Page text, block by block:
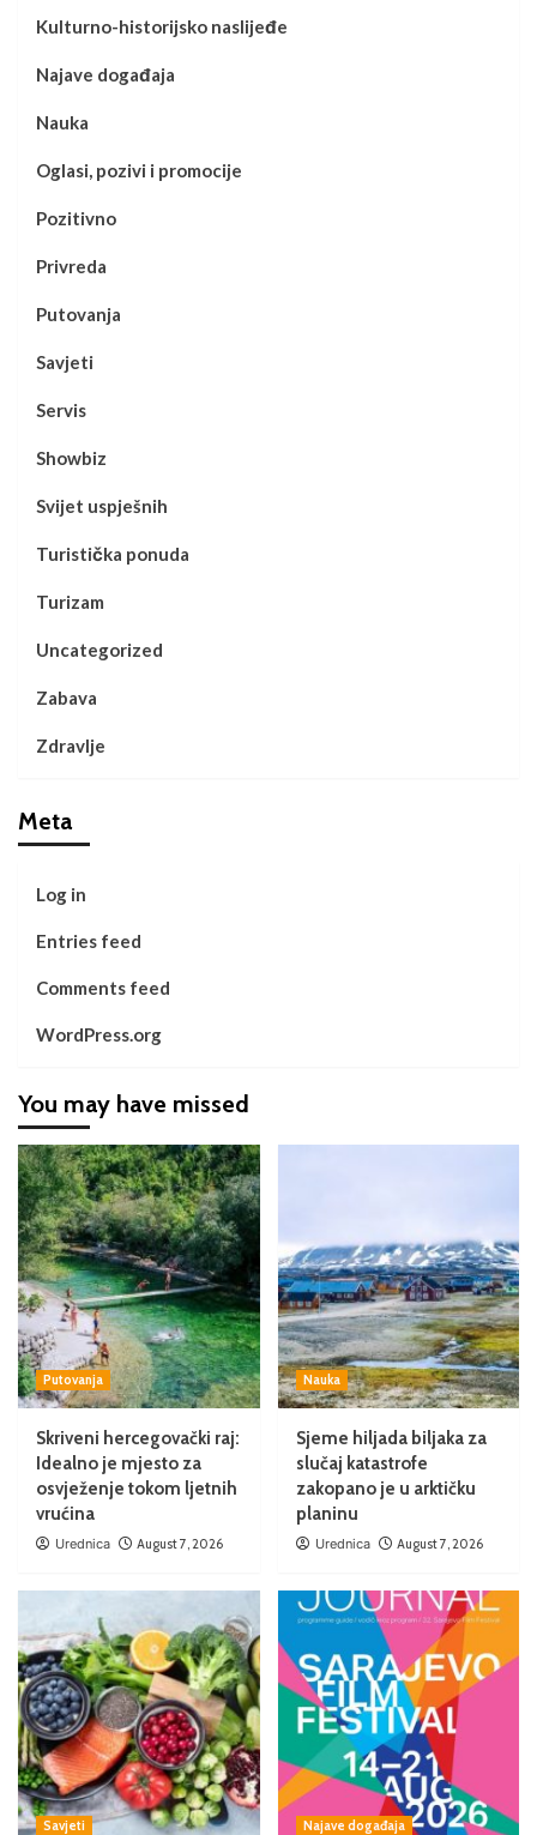
Kulturno-historijsko naslijeđe
Najave događaja
Nauka
Oglasi, pozivi i promocije
Pozitivno
Privreda
Putovanja
Savjeti
Servis
Showbiz
Svijet uspješnih
Turistička ponuda
Turizam
Uncategorized
Zabava
Zdravlje
Meta
Log in
Entries feed
Comments feed
WordPress.org
You may have missed
Putovanja
Skriveni hercegovački raj:
Idealno je mjesto za
osvježenje tokom ljetnih
vrućina
Urednica August 7, 2026
Nauka
Sjeme hiljada biljaka za
slučaj katastrofe
zakopano je u arktičku
planinu
Urednica August 7, 2026
Savjeti Najave događaja